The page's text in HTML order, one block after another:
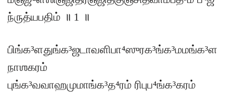
ந்ருத்யபதிம் ॥ 1 ॥
பிங்க³ளதுங்க³ஜடாவளிபா⁴ஸுரக³ங்க³மமங்க³ள
நாஶகரம்
புங்க³வவாஹமுமாங்க³த⁴ரம் ரிபுப⁴ங்க³கரம்